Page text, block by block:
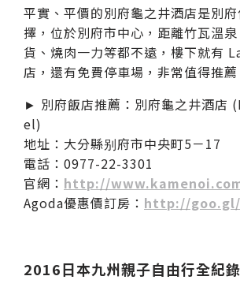
平實、平價的別府龜之井酒店是別
擇，位於別府市中心，距離竹瓦溫
貨、燒肉一力等都不遠，樓下就有
店，還有免費停車場，非常值得推薦
► 別府飯店推薦：別府龜之井酒店
el)
地址：大分縣别府市中央町5－17
電話：0977-22-3301
官網： http://
Agoda優惠價訂房： http://goo.gl/
2016日本九州親子自由行全紀錄